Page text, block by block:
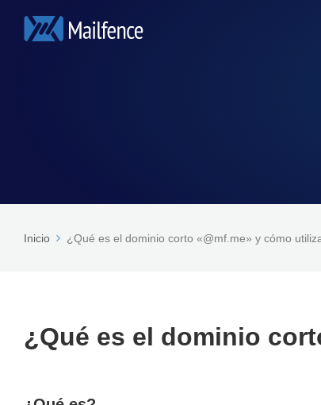
Inicio ¿Qué es el dominio corto «@mf.me» y cómo
¿Qué es el dominio